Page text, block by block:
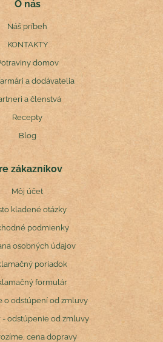
O nás
Náš príbeh
KONTAKTY
domov
a dodávatelia
a členstvá
Recepty
Blog
zákazníkov
Môj účet
kladené otázky
podmienky
osobných údajov
poriadok
formulár
o odstúpení od zmluvy
- odstúpenie od zmluvy
cena dopravy